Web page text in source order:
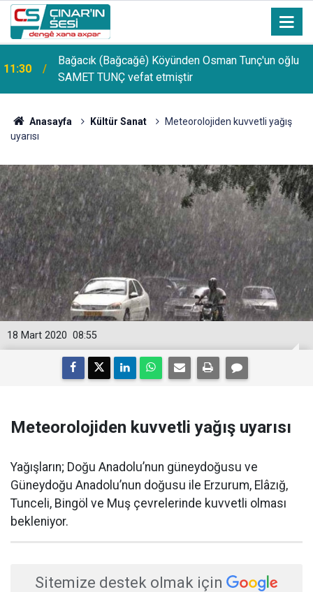
11:30
Bağacık (Bağcağê) Köyünden Osman Tunç'un oğlu
SAMET TUNÇ vefat etmiştir
11:24
PDR Uzmanı Muhammed Beşir Özçelik: Hiçbir
şekilde puana bakılmamalı, başarı sırasına göre
tercih yapılmalı
Anasayfa Kültür Sanat
Meteorolojiden kuvvetli yağış
uyarısı
08:55
18 Mart 2020
Meteorolojiden kuvvetli yağış uyarısı
Yağışların; Doğu Anadolu’nun güneydoğusu ve
Güneydoğu Anadolu’nun doğusu ile Erzurum, Elâzığ,
Tunceli, Bingöl ve Muş çevrelerinde kuvvetli olması
bekleniyor.
Sitemize destek olmak için